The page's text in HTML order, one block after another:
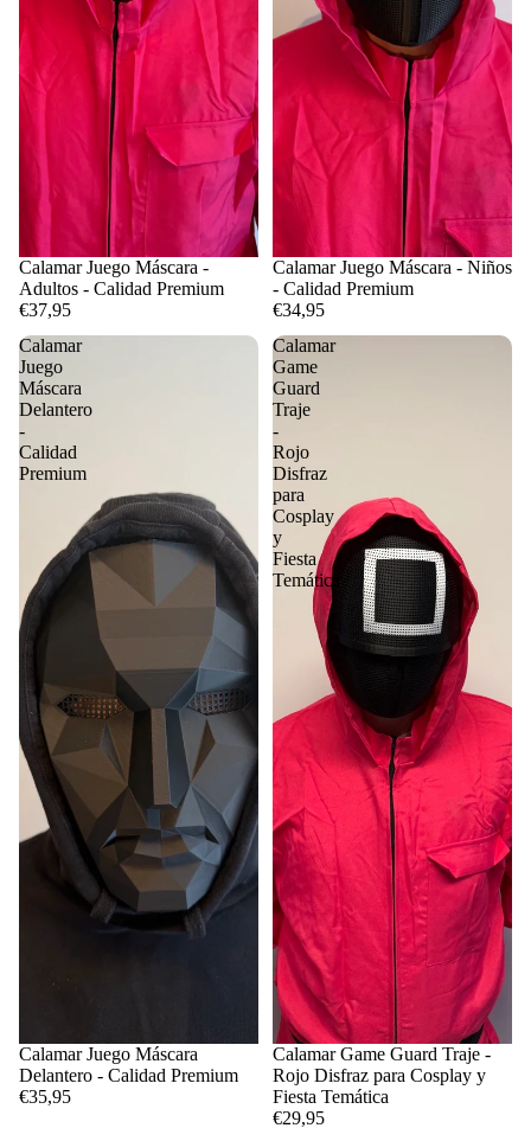
Calamar Juego Máscara -
Adultos - Calidad Premium
€37,95
Calamar Juego Máscara - Niños
- Calidad Premium
€34,95
Calamar
Juego
Máscara
Delantero
-
Calidad
Premium
Calamar Juego Máscara
Delantero - Calidad Premium
€35,95
Calamar
Game
Guard
Traje
-
Rojo
Disfraz
para
Cosplay
y
Fiesta
Temática
Calamar Game Guard Traje -
Rojo Disfraz para Cosplay y
Fiesta Temática
€29,95